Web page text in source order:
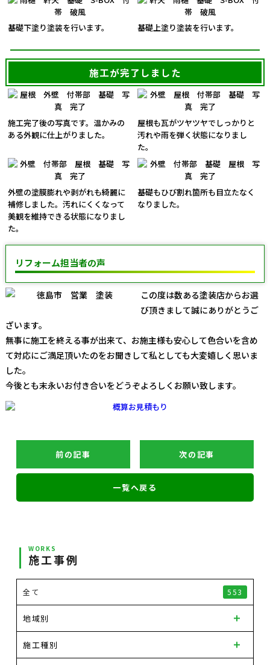
基礎下塗り塗装を行います。 基礎上塗り塗装を行います。
施工が完了しました
施工完了後の写真です。温かみの
ある外観に仕上がりました。
屋根も瓦がツヤツヤでしっかりと
汚れや雨を弾く状態になりまし
た。
外壁の塗膜膨れや剥がれも綺麗に
補修しました。汚れにくくなって
美観を維持できる状態になりまし
た。
基礎もひび割れ箇所も目立たなく
なりました。
リフォーム担当者の声
この度は数ある塗装店からお選
び頂きまして誠にありがとうご
ざいます。
無事に施工を終える事が出来て、お施主様も安心して色合いを含め
て対応にご満足頂いたのをお聞きして私としても大変嬉しく思いま
した。
今後とも末永いお付き合いをどうぞよろしくお願い致します。
前の記事 次の記事
一覧へ戻る
WORKS
施工事例
全て 553
地域別
施工種別